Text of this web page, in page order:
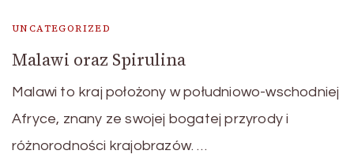
UNCATEGORIZED
Malawi oraz Spirulina
Malawi to kraj położony w południowo-wschodniej
Afryce, znany ze swojej bogatej przyrody i
różnorodności krajobrazów. …